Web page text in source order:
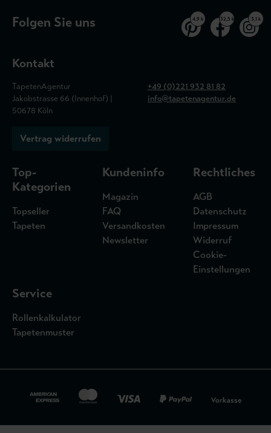
Folgen Sie uns 4,9 k 32,5 k 3,1 k
Kontakt
TapetenAgentur
Jakobstrasse 66 (Innenhof) |
50678 Köln
+49 (0)221 932 81 82
info@tapetenagentur.de
Vertrag widerrufen
Top-
Kategorien
Topseller
Tapeten
Kundeninfo
Magazin
FAQ
Versandkosten
Newsletter
Rechtliches
AGB
Datenschutz
Impressum
Widerruf
Cookie-
Einstellungen
Service
Rollenkalkulator
Tapetenmuster